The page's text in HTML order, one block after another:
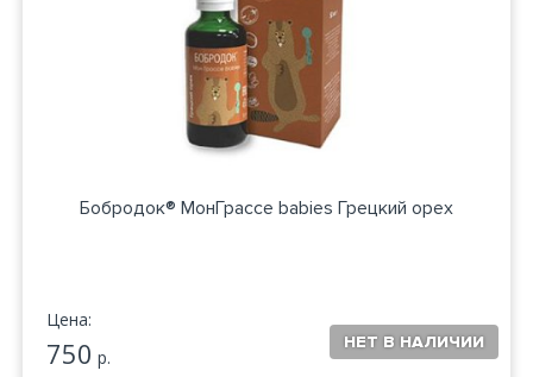
Бобродок® МонГрассе babies Грецкий орех
Цена:
750 р.